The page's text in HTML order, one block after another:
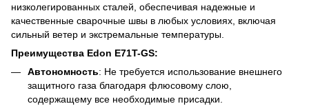
низколегированных сталей, обеспечивая надежные и
качественные сварочные швы в любых условиях, включая
сильный ветер и экстремальные температуры.
Преимущества Edon E71T-GS:
Автономность: Не требуется использование внешнего
защитного газа благодаря флюсовому слою,
содержащему все необходимые присадки.